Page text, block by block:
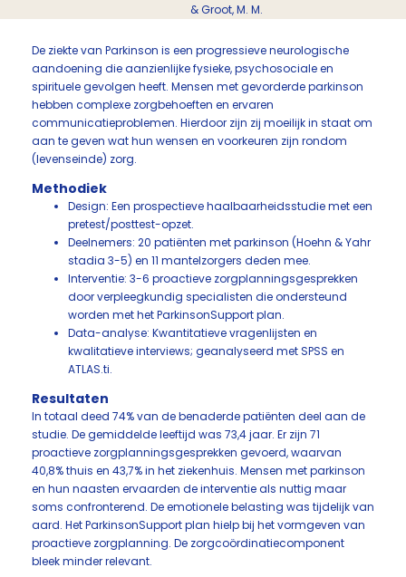
& Groot, M. M.
De ziekte van Parkinson is een progressieve neurologische
aandoening die aanzienlijke fysieke, psychosociale en
spirituele gevolgen heeft. Mensen met gevorderde parkinson
hebben complexe zorgbehoeften en ervaren
communicatieproblemen. Hierdoor zijn zij moeilijk in staat om
aan te geven wat hun wensen en voorkeuren zijn rondom
(levenseinde) zorg.
Methodiek
Design: Een prospectieve haalbaarheidsstudie met een
pretest/posttest-opzet.
Deelnemers: 20 patiënten met parkinson (Hoehn & Yahr
stadia 3-5) en 11 mantelzorgers deden mee.
Interventie: 3-6 proactieve zorgplanningsgesprekken
door verpleegkundig specialisten die ondersteund
worden met het ParkinsonSupport plan.
Data-analyse: Kwantitatieve vragenlijsten en
kwalitatieve interviews; geanalyseerd met SPSS en
ATLAS.ti.
Resultaten
In totaal deed 74% van de benaderde patiënten deel aan de
studie. De gemiddelde leeftijd was 73,4 jaar. Er zijn 71
proactieve zorgplanningsgesprekken gevoerd, waarvan
40,8% thuis en 43,7% in het ziekenhuis. Mensen met parkinson
en hun naasten ervaarden de interventie als nuttig maar
soms confronterend. De emotionele belasting was tijdelijk van
aard. Het ParkinsonSupport plan hielp bij het vormgeven van
proactieve zorgplanning. De zorgcoördinatiecomponent
bleek minder relevant.